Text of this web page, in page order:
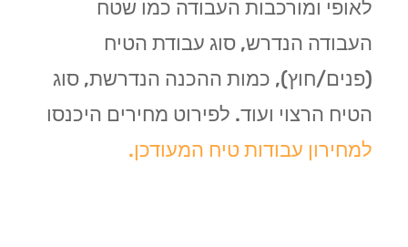
לאופי ומורכבות העבודה כמו שטח
העבודה הנדרש, סוג עבודת הטיח
(פנים/חוץ), כמות ההכנה הנדרשת, סוג
הטיח הרצוי ועוד. לפירוט מחירים היכנסו
למחירון עבודות טיח המעודכן.